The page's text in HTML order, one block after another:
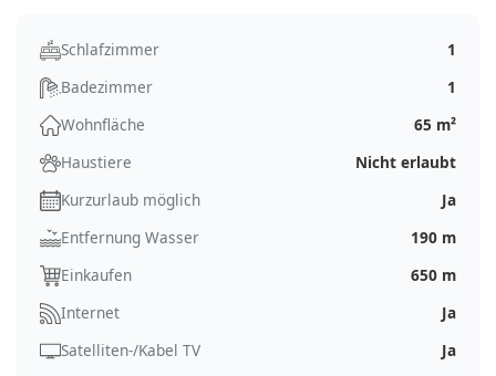
Schlafzimmer
1
Badezimmer
1
Wohnfläche
65 m²
Haustiere
Nicht erlaubt
Kurzurlaub möglich
Ja
Entfernung Wasser
190 m
Einkaufen
650 m
Internet
Ja
Satelliten-/Kabel TV
Ja